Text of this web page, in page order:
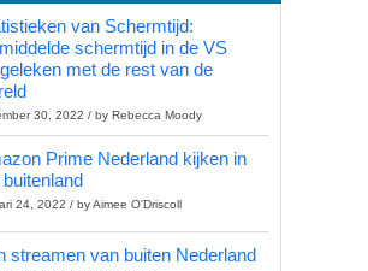
van Schermtijd:
schermtijd in de VS
met de rest van de
30, 2022 / by Rebecca Moody
Prime Nederland kijken in
buitenland
24, 2022 / by Aimee O'Driscoll
streamen van buiten Nederland